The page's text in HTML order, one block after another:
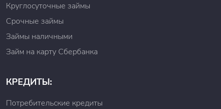
В офисе любой банковской организации;
В банкомате или платежном терминале;
Через мобильный банкинг;
В офисе МФО.
Для того чтобы погасить долг, необходимо знать
Круглосуточные займы
Срочные займы
Займы наличными
Займ на карту Сбербанка
КРЕДИТЫ:
Потребительские кредиты